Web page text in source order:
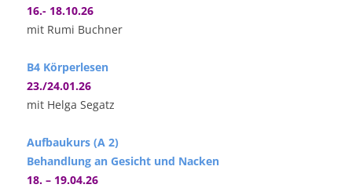
16.- 18.10.26
mit Rumi Buchner
B4 Körperlesen
23./24.01.26
mit Helga Segatz
Aufbaukurs (A 2)
Behandlung an Gesicht und Nacken
18. – 19.04.26